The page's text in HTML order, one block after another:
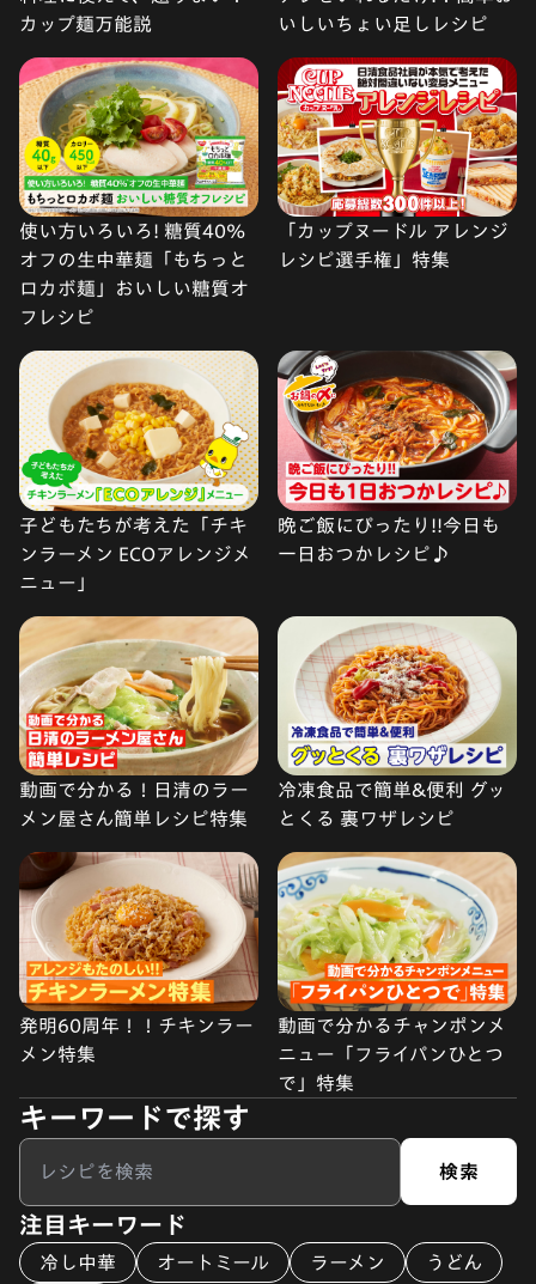
カップ麺万能説
いしいちょい足しレシピ
使い方いろいろ! 糖質40%
オフの生中華麺「もちっと
ロカボ麺」おいしい糖質オ
フレシピ
「カップヌードル アレンジ
レシピ選手権」特集
子どもたちが考えた「チキ
ンラーメン ECOアレンジメ
ニュー」
晩ご飯にぴったり!!今日も
一日おつかレシピ♪
動画で分かる！日清のラー
メン屋さん簡単レシピ特集
冷凍食品で簡単&便利 グッ
とくる 裏ワザレシピ
発明60周年！！チキンラー
メン特集
動画で分かるチャンポンメ
ニュー「フライパンひとつ
で」特集
キーワードで探す
検索
注目キーワード
冷し中華 オートミール ラーメン うどん